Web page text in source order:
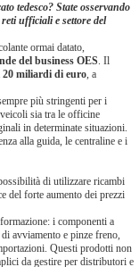
tedesco? State osservando
ufficiali e settore del
ormai datato,
del business OES. Il
20 miliardi di euro, a
più stringenti per i
sia tra le officine
in determinate situazioni.
alla guida, le centraline e i
di utilizzare ricambi
del forte aumento dei prezzi
i componenti a
avviamento e pinze freno,
Questi prodotti non
da gestire per distributori e